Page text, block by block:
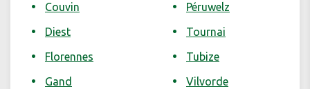
Couvin
Diest
Florennes
Gand
Péruwelz
Tournai
Tubize
Vilvorde